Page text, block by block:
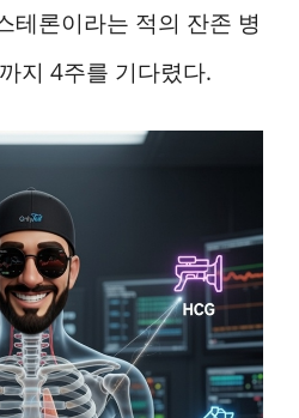
테론이라는 적의 잔존 병
지 4주를 기다렸다.